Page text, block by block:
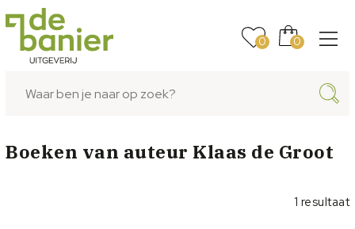
0 0
Boeken van auteur Klaas de Groot
1 resultaat